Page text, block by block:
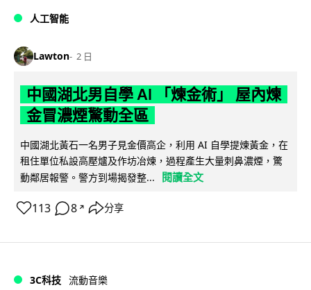
人工智能
Lawton 2 日
中國湖北男自學 AI 「煉金術」 屋內煉
金冒濃煙驚動全區
中國湖北黃石一名男子見金價高企，利用 AI 自學提煉黃金，在
租住單位私設高壓爐及作坊冶煉，過程產生大量刺鼻濃煙，驚
動鄰居報警。警方到場揭發整...
閱讀全文
113 8 ↗ 分享
3C科技 流動音樂